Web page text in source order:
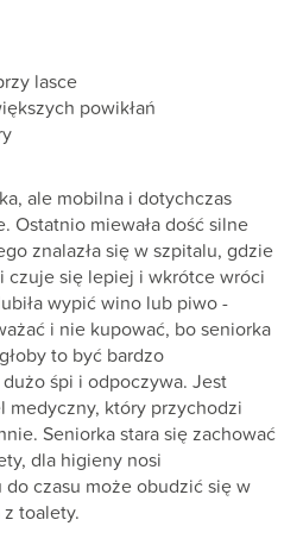
lasce
powikłań
ale mobilna i dotychczas
Ostatnio miewała dość silne
znalazła się w szpitalu, gdzie
czuje się lepiej i wkrótce wróci
wypić wino lub piwo -
i nie kupować, bo seniorka
to być bardzo
śpi i odpoczywa. Jest
medyczny, który przychodzi
Seniorka stara się zachować
dla higieny nosi
czasu może obudzić się w
toalety.